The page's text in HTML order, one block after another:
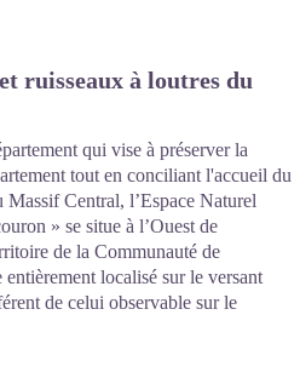
ruisseaux à loutres du
qui vise à préserver la
tout en conciliant l'accueil du
Central, l’Espace Naturel
» se situe à l’Ouest de
de la Communauté de
localisé sur le versant
de celui observable sur le